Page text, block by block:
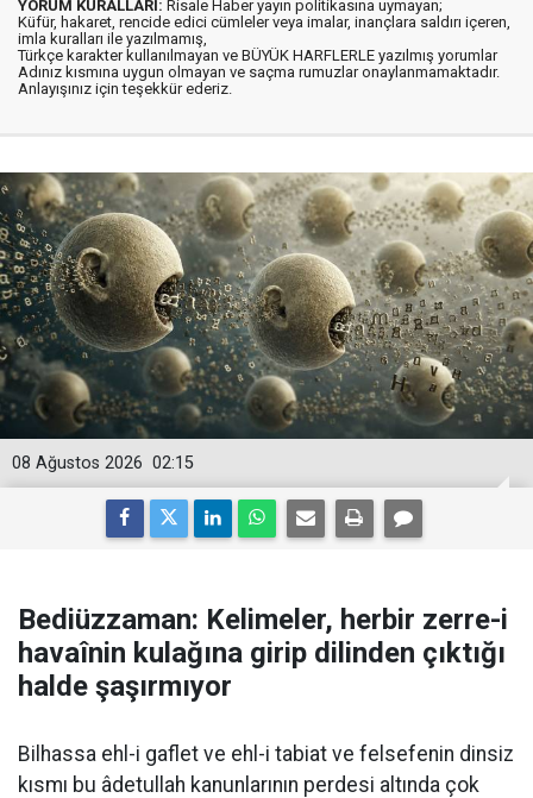
YORUM KURALLARI: Risale Haber yayın politikasına uymayan;
Küfür, hakaret, rencide edici cümleler veya imalar, inançlara saldırı içeren,
imla kuralları ile yazılmamış,
Türkçe karakter kullanılmayan ve BÜYÜK HARFLERLE yazılmış yorumlar
Adınız kısmına uygun olmayan ve saçma rumuzlar onaylanmamaktadır.
Anlayışınız için teşekkür ederiz.
02:15
08 Ağustos 2026
Bediüzzaman: Kelimeler, herbir zerre-i
havaînin kulağına girip dilinden çıktığı
halde şaşırmıyor
Bilhassa ehl-i gaflet ve ehl-i tabiat ve felsefenin dinsiz
kısmı bu âdetullah kanunlarının perdesi altında çok